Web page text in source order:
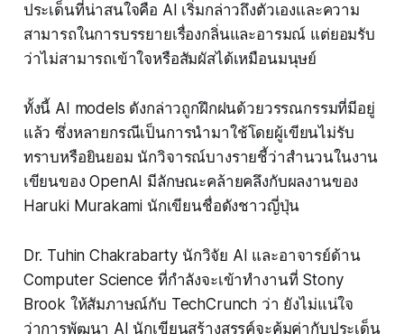
ประเด็นที่น่าสนใจคือ AI เริ่มกล่าวถึงตัวเองและความ
สามารถในการบรรยายเรื่องกลิ่นและอารมณ์ แต่ยอมรับ
ว่าไม่สามารถเข้าใจหรือสัมผัสได้เหมือนมนุษย์
ทั้งนี้ AI models ดังกล่าวถูกฝึกฝนด้วยวรรณกรรมที่มีอยู่
แล้ว ซึ่งหลายกรณีเป็นการนำมาใช้โดยผู้เขียนไม่รับ
ทราบหรือยินยอม นักวิจารณ์บางรายชี้ว่าสำนวนในงาน
เขียนของ OpenAI มีลักษณะคล้ายคลึงกับผลงานของ
Haruki Murakami นักเขียนชื่อดังชาวญี่ปุ่น
Dr. Tuhin Chakrabarty นักวิจัย AI และอาจารย์ด้าน
Computer Science ที่กำลังจะเข้าทำงานที่ Stony
Brook ให้สัมภาษณ์กับ TechCrunch ว่า ยังไม่แน่ใจ
ว่าการพัฒนา AI นักเขียนสร้างสรรค์จะคุ้มค่ากับประเด็น